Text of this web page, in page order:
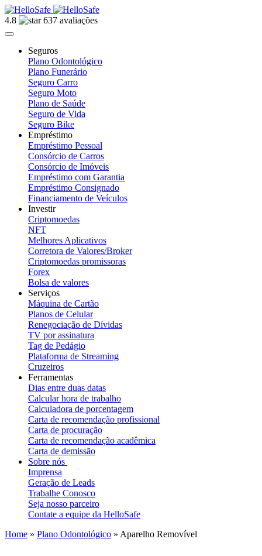
4.8 637 avaliações
Seguros
Plano Odontológico
Plano Funerário
Seguro Carro
Seguro Moto
Plano de Saúde
Seguro de Vida
Seguro Bike
Empréstimo
Empréstimo Pessoal
Consórcio de Carros
Consórcio de Imóveis
Empréstimo com Garantia
Empréstimo Consignado
Financiamento de Veículos
Investir
Criptomoedas
NFT
Melhores Aplicativos
Corretora de Valores/Broker
Criptomoedas promissoras
Forex
Bolsa de valores
Serviços
Máquina de Cartão
Planos de Celular
Renegociação de Dívidas
TV por assinatura
Tag de Pedágio
Plataforma de Streaming
Cruzeiros
Ferramentas
Dias entre duas datas
Calcular hora de trabalho
Calculadora de porcentagem
Carta de recomendação profissional
Carta de procuração
Carta de recomendação acadêmica
Carta de demissão
Sobre nós
Imprensa
Geração de Leads
Trabalhe Conosco
Seja nosso parceiro
Contate a equipe da HelloSafe
Home » Plano Odontológico » Aparelho Removível